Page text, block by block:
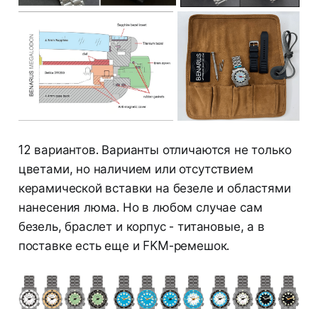
12 вариантов. Варианты отличаются не только
цветами, но наличием или отсутствием
керамической вставки на безеле и областями
нанесения люма. Но в любом случае сам
безель, браслет и корпус - титановые, а в
поставке есть еще и FKM-ремешок.